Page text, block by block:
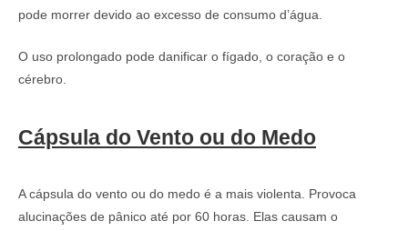
pode morrer devido ao excesso de consumo d’água.
O uso prolongado pode danificar o fígado, o coração e o
cérebro.
Cápsula do Vento ou do Medo
A cápsula do vento ou do medo é a mais violenta. Provoca
alucinações de pânico até por 60 horas. Elas causam o